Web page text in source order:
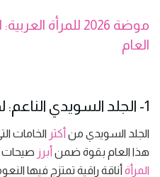
موضة 2026 للمرأة
العام
1- الجلد السويدي الناعم: لمسة فخامة دافئة
الجلد السويدي من أكثر الخامات
هذا العام بقوة ضمن أبرز صيحات
المرأة أناقة راقية تمتزج فيها